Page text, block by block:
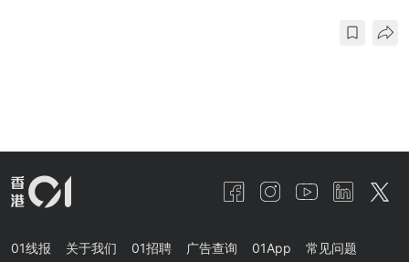
01线报 关于我们 01招聘 广告查询 01App 常见问题